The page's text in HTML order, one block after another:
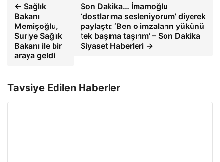
← Sağlık
Bakanı
Memişoğlu,
Suriye Sağlık
Bakanı ile bir
araya geldi
Son Dakika… İmamoğlu
‘dostlarıma sesleniyorum’ diyerek
paylaştı: ‘Ben o imzaların yükünü
tek başıma taşırım’ – Son Dakika
Siyaset Haberleri →
Tavsiye Edilen Haberler